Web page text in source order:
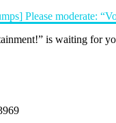
Please moderate:
is waiting for